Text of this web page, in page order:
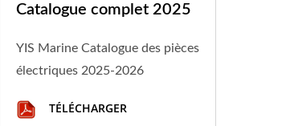
Catalogue complet 2025
YIS Marine Catalogue des pièces
électriques 2025-2026
TÉLÉCHARGER